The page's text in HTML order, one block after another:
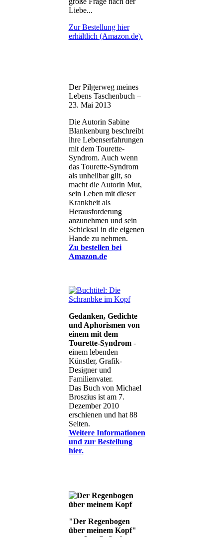
Liebe...
Zur Bestellung hier
erhältlich (Amazon.de).
Der Pilgerweg meines
Lebens Taschenbuch –
23. Mai 2013
Die Autorin Sabine
Blankenburg beschreibt
ihre Lebenserfahrungen
mit dem Tourette-
Syndrom. Auch wenn
das Tourette-Syndrom
als unheilbar gilt, so
macht die Autorin Mut,
sein Leben mit dieser
Krankheit als
Herausforderung
anzunehmen und sein
Schicksal in die eigenen
Hande zu nehmen.
Zu bestellen bei
Amazon.de
Gedanken, Gedichte
und Aphorismen von
einem mit dem
Tourette-Syndrom-
einem lebenden
Künstler, Grafik-
Designer und
Familienvater.
Das Buch von Michael
Broszius ist am 7.
Dezember 2010
erschienen und hat 88
Seiten.
Weitere Informationen
und zur Bestellung
hier.
"Der Regenbogen
über meinem Kopf"